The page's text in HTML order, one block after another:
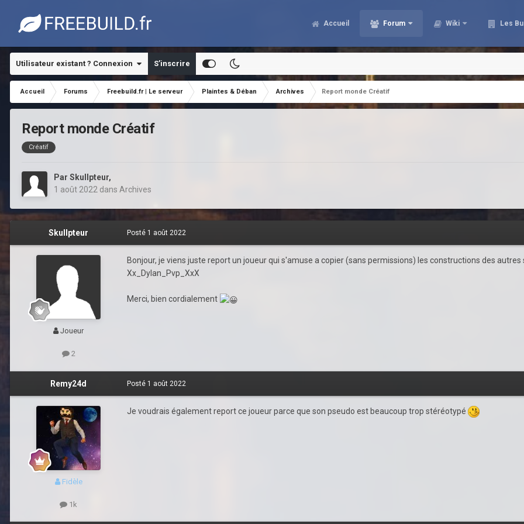
Accueil Forum Wiki Les
Utilisateur existant ? Connexion S’inscrire
Accueil Forums Freebuild.fr | Le serveur Plaintes & Déban Archives Report monde Créatif
Report monde Créatif
Créatif
Par Skullpteur,
1 août 2022 dans Archives
Skullpteur
Joueur
2
Posté 1 août 2022
Bonjour, je viens juste report un joueur qui s'amuse a copier (sans permissions) les constructions des
Xx_Dylan_Pvp_XxX
Merci, bien cordialement
Remy24d
Fidèle
1k
Posté 1 août 2022
Je voudrais également report ce joueur parce que son pseudo est beaucoup trop stéréotypé